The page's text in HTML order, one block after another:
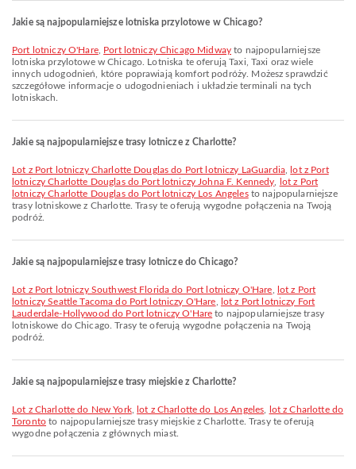
Jakie są najpopularniejsze lotniska przylotowe w Chicago?
Port lotniczy O'Hare, Port lotniczy Chicago Midway to najpopularniejsze
lotniska przylotowe w Chicago. Lotniska te oferują Taxi, Taxi oraz wiele
innych udogodnień, które poprawiają komfort podróży. Możesz sprawdzić
szczegółowe informacje o udogodnieniach i układzie terminali na tych
lotniskach.
Jakie są najpopularniejsze trasy lotnicze z Charlotte?
lot z Port lotniczy Charlotte Douglas do Port lotniczy LaGuardia,
lot z Port
lotniczy Charlotte Douglas do Port lotniczy Johna F. Kennedy
lot z Port
lotniczy Charlotte Douglas do Port lotniczy Los Angelesto najpopularniejsze
trasy lotniskowe z Charlotte. Trasy te oferują wygodne połączenia na Twoją
podróż.
Jakie są najpopularniejsze trasy lotnicze do Chicago?
lot z Port lotniczy Southwest Florida do Port lotniczy O'Hare
lot z Port
lotniczy Seattle Tacoma do Port lotniczy O'Hare
lot z Port lotniczy Fort
Lauderdale-Hollywood do Port lotniczy O'Hare to najpopularniejsze trasy
lotniskowe do Chicago. Trasy te oferują wygodne połączenia na Twoją
podróż.
Jakie są najpopularniejsze trasy miejskie z Charlotte?
lot z Charlotte do New York, lot z Charlotte do Los Angeles
lot z Charlotte do
Torontoto najpopularniejsze trasy miejskie z Charlotte. Trasy te oferują
wygodne połączenia z głównych miast.